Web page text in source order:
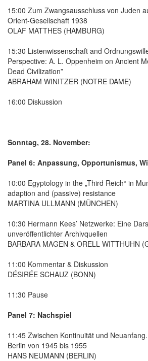
15:00 Zum Zwangsausschluss von Juden
Orient-Gesellschaft 1938
OLAF MATTHES (HAMBURG)
15:30 Listenwissenschaft and
Perspective: A. L. Oppenheim on Ancient
Dead Civilization”
ABRAHAM WINITZER (NOTRE DAME)
16:00 Diskussion
Sonntag, 28. November:
Panel 6: Anpassung, Opportunismus,
10:00 Egyptology in the „Third Reich“ in
adaption and (passive) resistance
MARTINA ULLMANN (MÜNCHEN)
10:30 Hermann Kees’ Netzwerke: Eine
unveröffentlichter Archivquellen
BARBARA MAGEN & ORELL WITTHUHN
11:00 Kommentar & Diskussion
DÉSIRÉE SCHAUZ (BONN)
11:30 Pause
Panel 7: Nachspiel
11:45 Zwischen Kontinuität und
Berlin von 1945 bis 1955
HANS NEUMANN (BERLIN)